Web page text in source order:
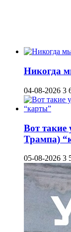
Никогда
04-08-2026 3
Вот такие
Трампа)
05-08-2026 3